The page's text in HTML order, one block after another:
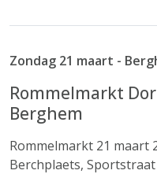
Zondag 21 maart -
Rommelmarkt
Berghem
Rommelmarkt 21 maart
Berchplaets,